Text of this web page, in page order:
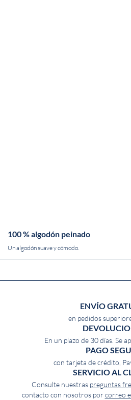
100 % algodón peinado
Un algodón suave y cómodo.
ENVÍO
en pedidos
En un plazo de 30 días. Se
PAGO
con tarjeta de crédito,
SERVICIO AL
Consulte nuestras preguntas
contacto con nosotros por correo